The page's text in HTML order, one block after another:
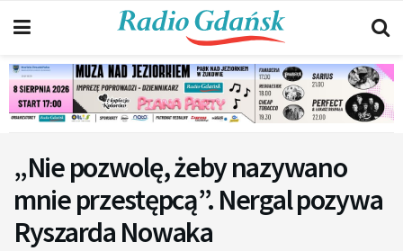
„Nie pozwolę, żeby nazywano
mnie przestępcą”. Nergal pozywa
Ryszarda Nowaka